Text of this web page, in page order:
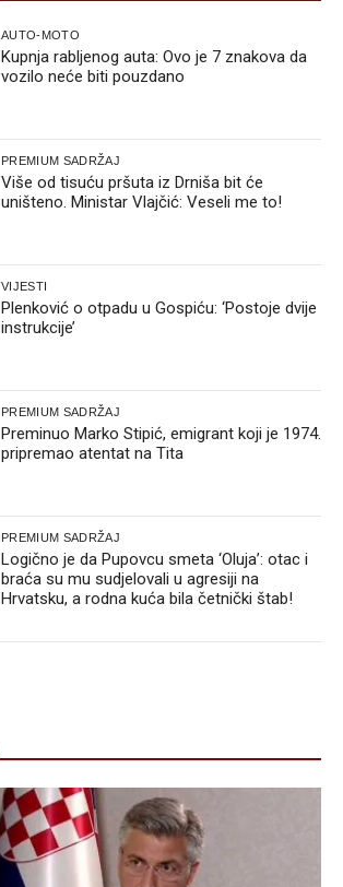
AUTO-MOTO
Kupnja rabljenog auta: Ovo je 7 znakova da
vozilo neće biti pouzdano
PREMIUM SADRŽAJ
Više od tisuću pršuta iz Drniša bit će
uništeno. Ministar Vlajčić: Veseli me to!
VIJESTI
Plenković o otpadu u Gospiću: ‘Postoje dvije
instrukcije’
PREMIUM SADRŽAJ
Preminuo Marko Stipić, emigrant koji je 1974.
pripremao atentat na Tita
PREMIUM SADRŽAJ
Logično je da Pupovcu smeta ‘Oluja’: otac i
braća su mu sudjelovali u agresiji na
Hrvatsku, a rodna kuća bila četnički štab!